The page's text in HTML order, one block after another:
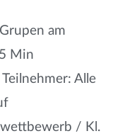
am
Min
Alle
/ Kl.